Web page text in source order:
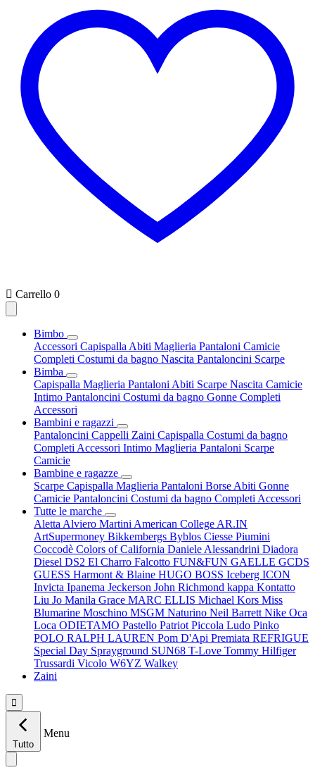
 Carrello 0
Bimbo
Accessori Capispalla Abiti Maglieria Pantaloni Camicie
Completi Costumi da bagno Nascita Pantaloncini Scarpe
Bimba
Capispalla Maglieria Pantaloni Abiti Scarpe Nascita Camicie
Intimo Pantaloncini Costumi da bagno Gonne Completi
Accessori
Bambini e ragazzi
Pantaloncini Cappelli Zaini Capispalla Costumi da bagno
Completi Accessori Intimo Maglieria Pantaloni Scarpe
Camicie
Bambine e ragazze
Scarpe Capispalla Maglieria Pantaloni Borse Abiti Gonne
Camicie Pantaloncini Costumi da bagno Completi Accessori
Tutte le marche
Aletta Alviero Martini American College AR.IN
ArtSupermoney Bikkembergs Byblos Ciesse Piumini
Coccodè Colors of California Daniele Alessandrini Diadora
Diesel DS2 El Charro Falcotto FUN&FUN GAELLE GCDS
GUESS Harmont & Blaine HUGO BOSS Iceberg ICON
Invicta Ipanema Jeckerson John Richmond kappa Kontatto
Liu Jo Manila Grace MARC ELLIS Michael Kors Miss
Blumarine Moschino MSGM Naturino Neil Barrett Nike Oca
Loca ODIETAMO Pastello Patriot Piccola Ludo Pinko
POLO RALPH LAUREN Pom D'Api Premiata REFRIGUE
Special Day Sprayground SUN68 T-Love Tommy Hilfiger
Trussardi Vicolo W6YZ Walkey
Zaini

Tutto
Menu